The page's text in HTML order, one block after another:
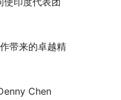
带来的卓越精
Chen